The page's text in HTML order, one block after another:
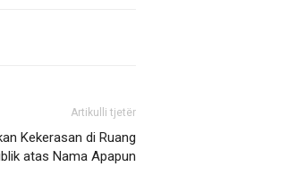
Artikulli tjetër
Kekerasan di Ruang
atas Nama Apapun